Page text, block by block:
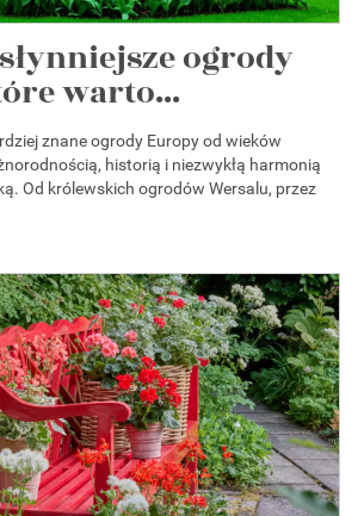
ogrody
warto...
znane ogrody Europy od wieków
historią i niezwykłą harmonią
Od królewskich ogrodów Wersalu, przez